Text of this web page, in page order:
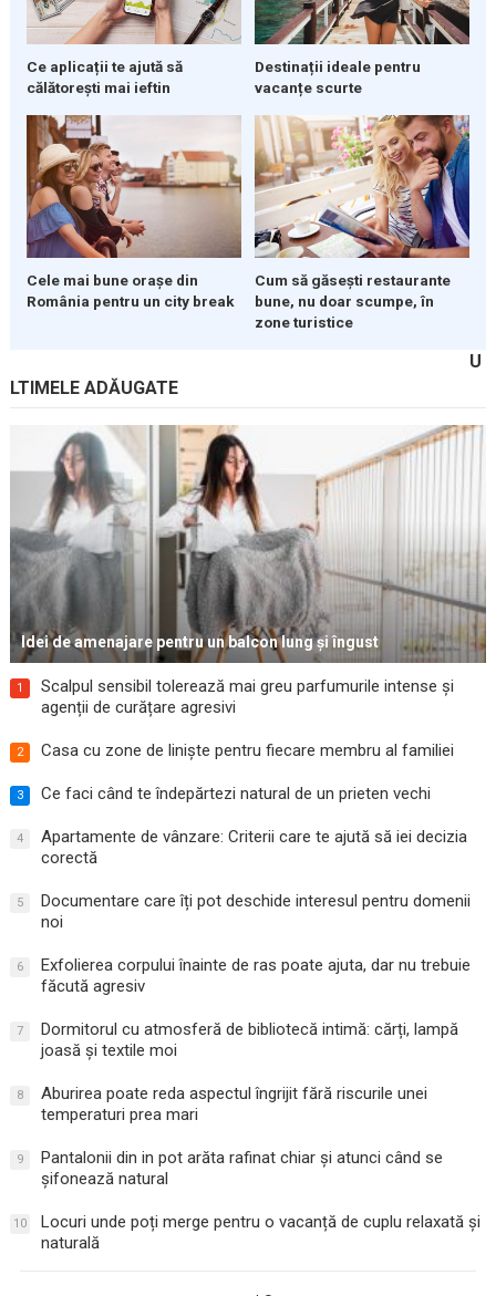
Ce aplicații te ajută să
călătorești mai ieftin
Destinații ideale pentru
vacanțe scurte
Cele mai bune orașe din
România pentru un city break
Cum să găsești restaurante
bune, nu doar scumpe, în
zone turistice
U
LTIMELE ADĂUGATE
Idei de amenajare pentru un balcon lung și îngust
1
Scalpul sensibil tolerează mai greu parfumurile intense și
agenții de curățare agresivi
2 Casa cu zone de liniște pentru fiecare membru al familiei
3 Ce faci când te îndepărtezi natural de un prieten vechi
4
Apartamente de vânzare: Criterii care te ajută să iei decizia
corectă
5
Documentare care îți pot deschide interesul pentru domenii
noi
6
Exfolierea corpului înainte de ras poate ajuta, dar nu trebuie
făcută agresiv
7
Dormitorul cu atmosferă de bibliotecă intimă: cărți, lampă
joasă și textile moi
8
Aburirea poate reda aspectul îngrijit fără riscurile unei
temperaturi prea mari
9
Pantalonii din in pot arăta rafinat chiar și atunci când se
șifonează natural
10
Locuri unde poți merge pentru o vacanță de cuplu relaxată și
naturală